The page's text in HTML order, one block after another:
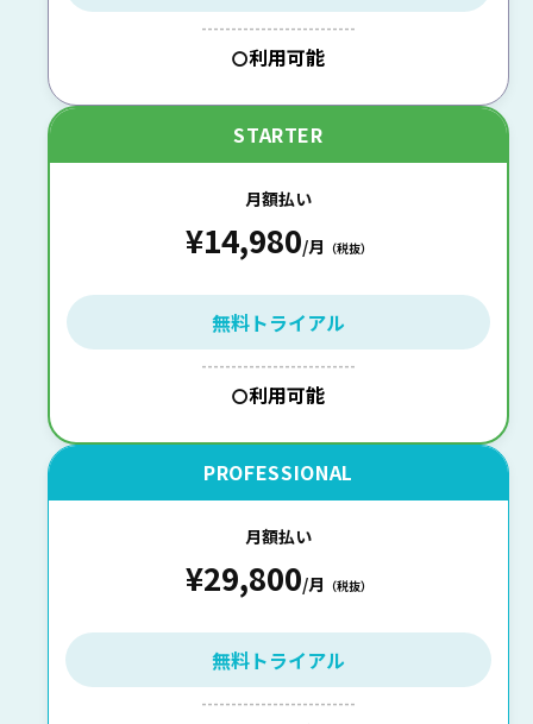
--------------------------
〇利用可能
STARTER
月額払い
¥14,980/月 （税抜）
無料トライアル
--------------------------
〇利用可能
PROFESSIONAL
月額払い
¥29,800/月 （税抜）
無料トライアル
--------------------------